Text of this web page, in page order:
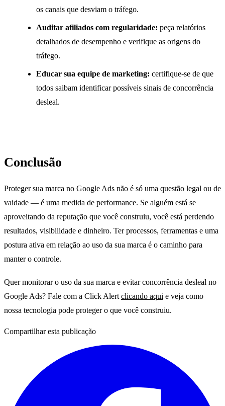
os canais que desviam o tráfego.
Auditar afiliados com regularidade: peça relatórios
detalhados de desempenho e verifique as origens do
tráfego.
Educar sua equipe de marketing: certifique-se de que
todos saibam identificar possíveis sinais de concorrência
desleal.
Conclusão
Proteger sua marca no Google Ads não é só uma questão legal ou de
vaidade — é uma medida de performance. Se alguém está se
aproveitando da reputação que você construiu, você está perdendo
resultados, visibilidade e dinheiro. Ter processos, ferramentas e uma
postura ativa em relação ao uso da sua marca é o caminho para
manter o controle.
Quer monitorar o uso da sua marca e evitar concorrência desleal no
Google Ads? Fale com a Click Alert clicando aqui e veja como
nossa tecnologia pode proteger o que você construiu.
Compartilhar esta publicação